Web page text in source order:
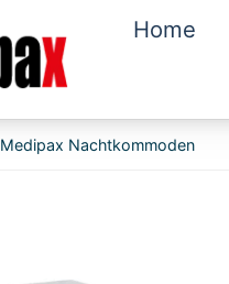
Home
Medipax Nachtkommoden